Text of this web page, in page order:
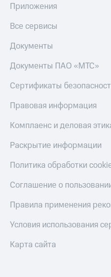
Приложения
Все сервисы
Документы
Документы ПАО «МТС»
Сертификаты
Правовая информация
Комплаенс и деловая
Раскрытие информации
Политика обработки
Соглашение о
Правила применения
Условия использования
Карта сайта